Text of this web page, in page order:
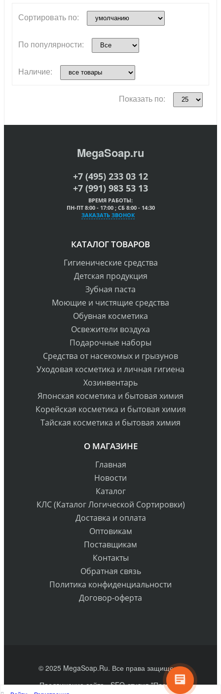
Сортировать по:
По популярности:
Наличие:
Показать по:
MegaSoap.ru
+7 (495) 233 03 12
+7 (991) 983 53 13
ВРЕМЯ РАБОТЫ:
ПН-ПТ 8:00 - 17:00 ; СБ 8:00 - 14:30
ЗАКАЗАТЬ ЗВОНОК
КАТАЛОГ ТОВАРОВ
Гигиенические средства
Детская продукция
Зубная паста
Моющие и чистящие средства
Обувная косметика
Освежители воздуха
Подарочные наборы
Средства от насекомых и грызунов
Уходовая косметика и личная гигиена
Хозинвентарь
Японская косметика и бытовая химия
Корейская косметика и бытовая химия
Тайская косметика и бытовая химия
О МАГАЗИНЕ
Главная
Новости
Каталог
КЛС (Каталог Логической Сортировки)
Доставка и оплата
Оптовикам
Поставщикам
Контакты
Обратная связь
Политика конфиденциальности
Договор-оферта
© 2025 MegaSoap.Ru. Все права защищены
Продвижение сайта- SEO-студия "Практик"